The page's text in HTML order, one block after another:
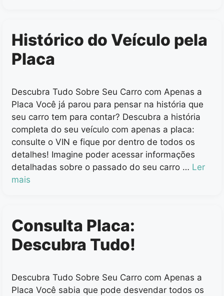
Histórico do Veículo pela
Placa
Descubra Tudo Sobre Seu Carro com Apenas a
Placa Você já parou para pensar na história que
seu carro tem para contar? Descubra a história
completa do seu veículo com apenas a placa:
consulte o VIN e fique por dentro de todos os
detalhes! Imagine poder acessar informações
detalhadas sobre o passado do seu carro … Ler
mais
Consulta Placa:
Descubra Tudo!
Descubra Tudo Sobre Seu Carro com Apenas a
Placa Você sabia que pode desvendar todos os